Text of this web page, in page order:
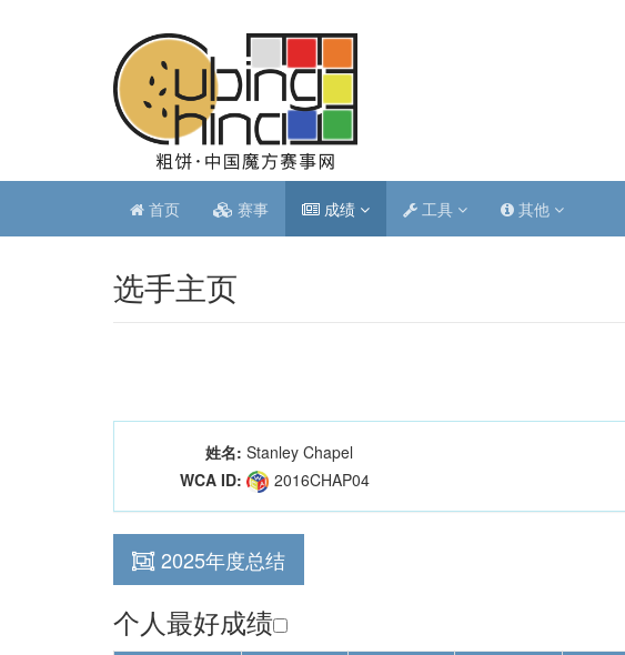
首页 赛事 成绩 工具 其他
选手主页
姓名: Stanley Chapel
WCA ID:
2016CHAP04
2025年度总结
个人最好成绩